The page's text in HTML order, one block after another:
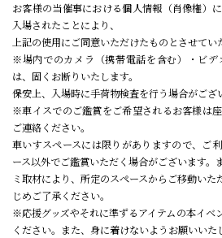
お客様の当催事における個人情報（肖像権）
入場されたことにより、
上記の使用にご同意いただけたものとさせてい
※場内でのカメラ（携帯電話を含む）・ビ
は、固くお断りいたします。
保安上、入場時に手荷物検査を行う場合がござ
※車イスでのご鑑賞をご希望されるお客様は
ご連絡ください。
車いすスペースには限りがありますので、ご
ース以外でご鑑賞いただく場合がございます。
ミ取材により、所定のスペースからご移動いた
じめご了承ください。
※応援グッズやそれに準ずるアイテムの本イベ
ください。また、身に着けないようお願いいた